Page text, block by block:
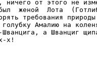
ничего от этого не
женой  Лота
требования
голубку Амалию на
Шванцига, а Шванциг